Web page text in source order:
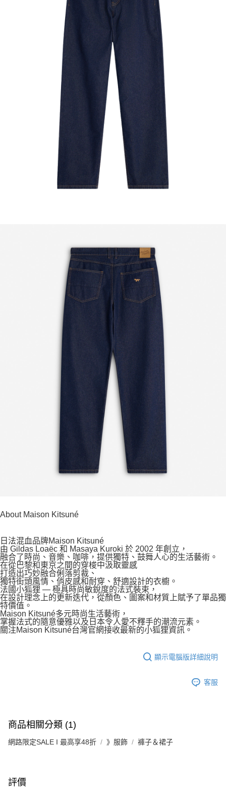
About Maison Kitsuné
日法混血品牌Maison Kitsuné
由 Gildas Loaëc 和 Masaya Kuroki 於 2002 年創立，
融合了時尚、音樂、咖啡，提供獨特、鼓舞人心的生活藝術。
在從巴黎和東京之間的穿梭中汲取靈感
打造出巧妙融合俐落剪裁、
獨特街頭風情、俏皮感和耐穿、舒適設計的衣櫥。
法國小狐狸 — 極具時尚敏銳度的法式裝束，
在設計理念上的更新迭代，從顏色、圖案和材質上賦予了單品獨
特價值。
Maison Kitsuné多元時尚生活藝術，
掌握法式的隨意優雅以及日本令人愛不釋手的潮流元素。
關注Maison Kitsuné台灣官網接收最新的小狐狸資訊。
顯示電腦版詳細說明
客服
商品相關分類 (1)
網路限定SALE I 最高享48折 》服飾 褲子＆裙子
評價